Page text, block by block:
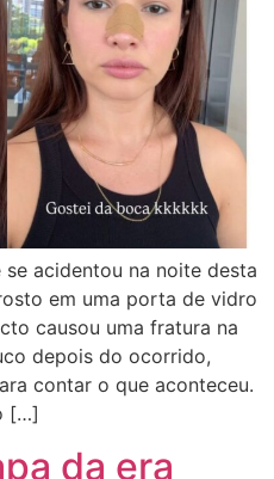
acidentou na noite desta
em uma porta de vidro
causou uma fratura na
depois do ocorrido,
contar o que aconteceu.
[…]
da era